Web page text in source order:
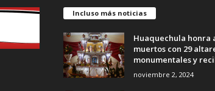
Incluso más noticias
Huaquechula honra
muertos con 29
monumentales y
noviembre 2, 2024